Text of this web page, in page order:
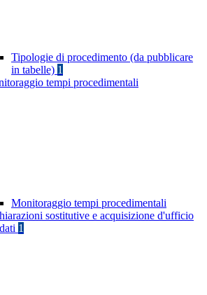
Tipologie di procedimento (da pubblicare
in tabelle) 1
tempi procedimentali
Monitoraggio tempi procedimentali
sostitutive e acquisizione d'ufficio
1